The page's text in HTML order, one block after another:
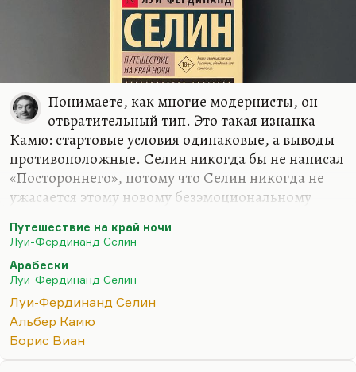
определившими, были повесть Распутина
«Пожар» и роман Астафьева «Печальный
Понимаете, как многие модернисты, он
отвратительный тип. Это такая изнанка
Камю: стартовые условия одинаковые, а выводы
противоположные. Селин никогда бы не написал
«Постороннего», потому что Селин никогда не
ужасается этому новому безэмоциональному
Он, я бы сказал, упивается падением, по-моему.
Было три великих автора: самый добрый — Виан,
самый противный и самый мерзкий — Селин,
самый умный — Камю. Вот это три писателя,
которые создают портрет Франции 40-50-х годов.
Мне представляется, что Селин — это
Путешествие на край ночи
Луи-Фердинанд Селин
Арабески
Луи-Фердинанд Селин
Луи-Фердинанд Селин
Альбер Камю
Борис Виан